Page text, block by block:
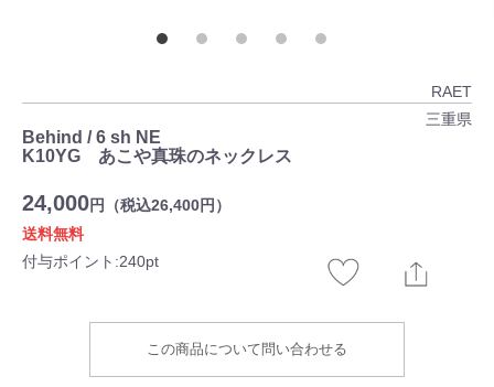
RAET
三重県
Behind / 6 sh NE
K10YG あこや真珠のネックレス
24,000円（税込26,400円）
送料無料
付与ポイント:240pt
この商品について問い合わせる